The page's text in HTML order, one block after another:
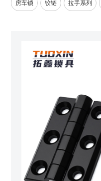
房车锁 铰链 拉手系列